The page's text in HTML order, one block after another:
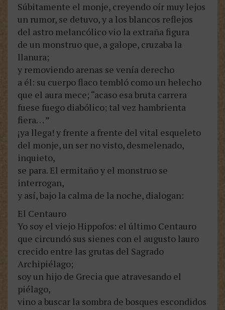
Súbitamente el monje, creyendo oír muy lejos
un rumor, se detuvo, y a los blancos reflejos
del astro melancólico vio la extraña figura
de un monstruo que, a galope, cruzaba la
llanura;
y removiendo arenas se venía derecho
a él: su cuerpo flaco tembló como un helecho
que el aura mece; “acaso esa bruta carrera
fuese fuego diabólico; tal vez hambrienta
fiera… ”
¡ya llega! y frente a frente del vital esqueleto
del monje, un ser no visto, desmelenado,
inquieto,
se para. El ermitaño y el monstruo se
interrogan,
y así, bajo la calma de la noche, dialogan:
El Centauro
Yo soy el viejo Hippofos: el último Centauro
que circundó sus sienes con el augusto lauro
crecido entre las grutas del Sagrado
Archipiélago;
soy un hijo de Grecia que atravesando el
piélago,
vino a buscar la sombra de bosques escondidos